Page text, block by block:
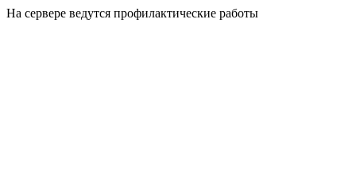
На сервере ведутся профилактические работы